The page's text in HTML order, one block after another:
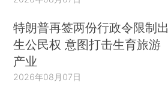
特朗普再签两份行政令限制出
生公民权 意图打击生育旅游
产业
2026年08月07日